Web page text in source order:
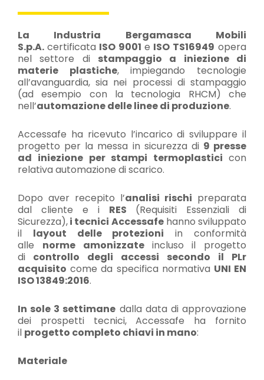
La Industria Bergamasca Mobili
S.p.A. certificata ISO 9001 e ISO TS16949 opera
nel settore di stampaggio a iniezione di
materie plastiche, impiegando tecnologie
all’avanguardia, sia nei processi di stampaggio
(ad esempio con la tecnologia RHCM) che
nell’automazione delle linee di produzione.
Accessafe ha ricevuto l’incarico di sviluppare il
progetto per la messa in sicurezza di 9 presse
ad iniezione per stampi termoplastici con
relativa automazione di scarico.
Dopo aver recepito l’analisi rischi preparata
dal cliente e i RES (Requisiti Essenziali di
Sicurezza),i tecnici Accessafehanno sviluppato
il layout delle protezioni in conformità
alle norme amonizzate incluso il progetto
di controllo degli accessi secondo il PLr
acquisito come da specifica normativa UNI EN
ISO 13849:2016.
In sole 3 settimane dalla data di approvazione
dei prospetti tecnici, Accessafe ha fornito
il progetto completo chiavi in mano:
Materiale